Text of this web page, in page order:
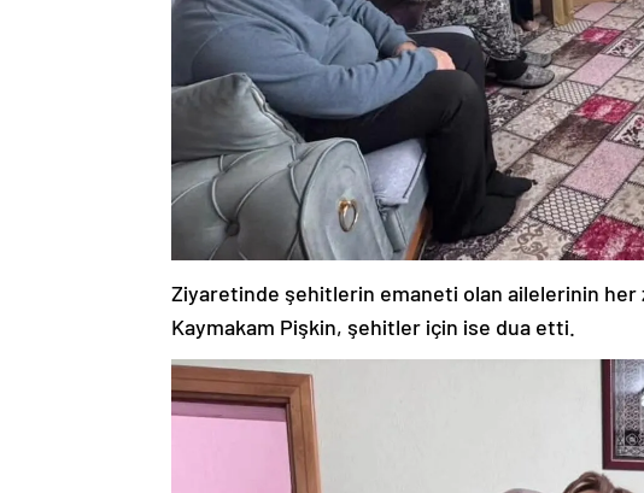
Ziyaretinde şehitlerin emaneti olan ailelerinin her
Kaymakam Pişkin, şehitler için ise dua etti.